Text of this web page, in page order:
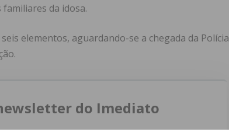
da idosa.
elementos, aguardando-se a chegada da Polícia
do Imediato